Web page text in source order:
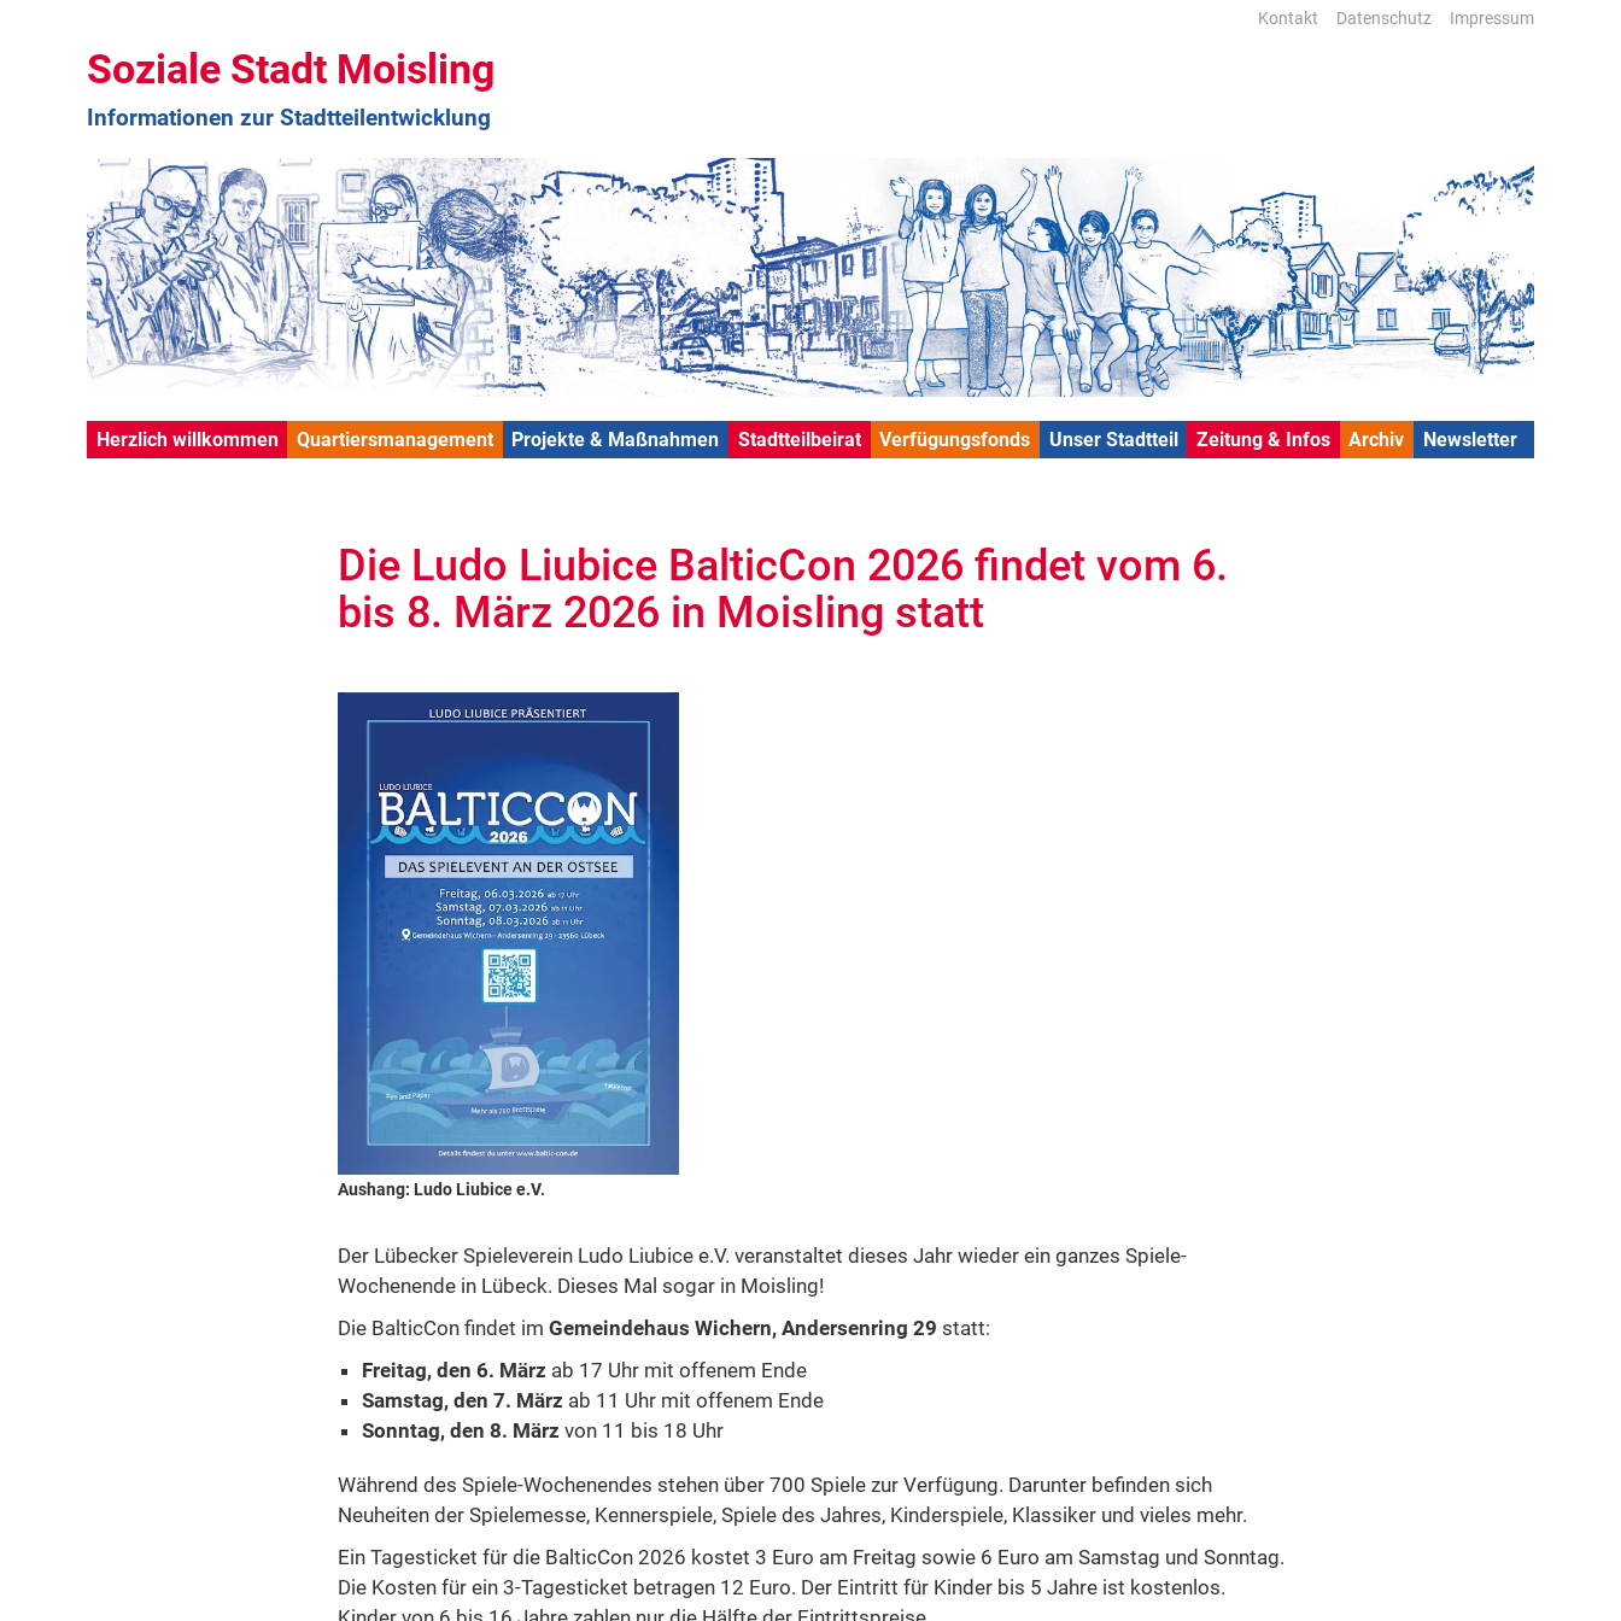
Kontakt Datenschutz Impressum
Soziale Stadt Moisling
Informationen zur Stadtteilentwicklung
Herzlich willkommen Quartiersmanagement Projekte & Maßnahmen Stadtteilbeirat Verfügungsfonds Unser Stadtteil Zeitung & Infos Archiv Newsletter
Die Ludo Liubice BalticCon 2026 findet vom 6.
bis 8. März 2026 in Moisling statt
Aushang: Ludo Liubice e.V.
Der Lübecker Spieleverein Ludo Liubice e.V. veranstaltet dieses Jahr wieder ein ganzes Spiele-
Wochenende in Lübeck. Dieses Mal sogar in Moisling!
Die BalticCon findet im Gemeindehaus Wichern, Andersenring 29 statt:
Freitag, den 6. März ab 17 Uhr mit offenem Ende
Samstag, den 7. März ab 11 Uhr mit offenem Ende
Sonntag, den 8. März von 11 bis 18 Uhr
Während des Spiele-Wochenendes stehen über 700 Spiele zur Verfügung. Darunter befinden sich
Neuheiten der Spielemesse, Kennerspiele, Spiele des Jahres, Kinderspiele, Klassiker und vieles mehr.
Ein Tagesticket für die BalticCon 2026 kostet 3 Euro am Freitag sowie 6 Euro am Samstag und Sonntag.
Die Kosten für ein 3-Tagesticket betragen 12 Euro. Der Eintritt für Kinder bis 5 Jahre ist kostenlos.